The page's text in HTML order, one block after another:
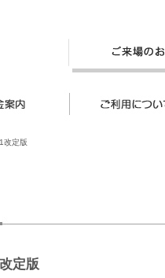
改定版
改定版